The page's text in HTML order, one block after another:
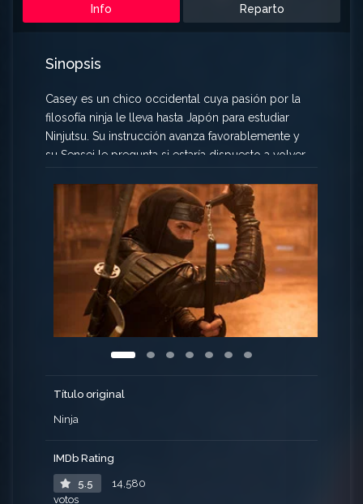
Info Reparto
Sinopsis
Casey es un chico occidental cuya pasión por la
filosofía ninja le lleva hasta Japón para estudiar
Ninjutsu. Su instrucción avanza favorablemente y
su Sensei le pregunta si estaría dispuesto a volver
Bitsu, un arcón blindado que contiene las armas
de los últimos Ninja Koga.
Título original
Ninja
IMDb Rating
5.5
14,580
votos